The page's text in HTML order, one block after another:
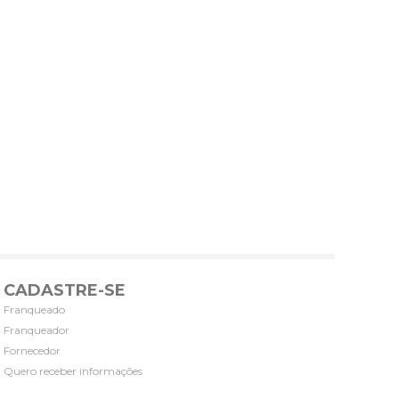
CADASTRE-SE
Franqueado
Franqueador
Fornecedor
Quero receber informações